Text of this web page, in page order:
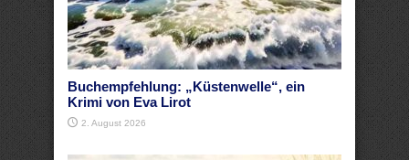
Buchempfehlung: „Küstenwelle“, ein
Krimi von Eva Lirot
2. August 2026